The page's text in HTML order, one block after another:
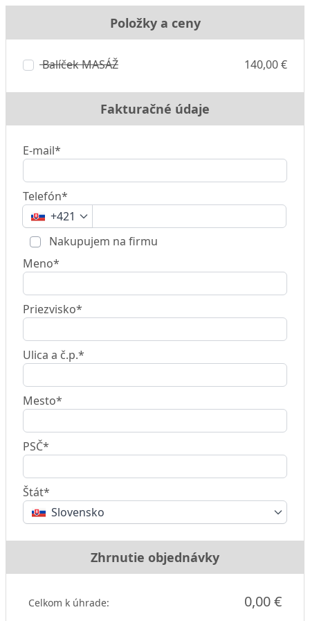
Položky a ceny
Balíček MASÁŽ 140,00 €
Fakturačné údaje
E-mail*
Telefón*
+421
Nakupujem na firmu
Meno*
Priezvisko*
Ulica a č.p.*
Mesto*
PSČ*
Štát*
Slovensko
Zhrnutie objednávky
Celkom k úhrade: 0,00 €